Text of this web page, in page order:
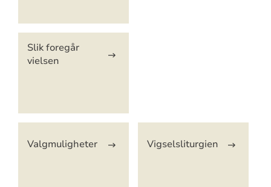
Slik foregår
vielsen
Valgmuligheter Vigselsliturgien